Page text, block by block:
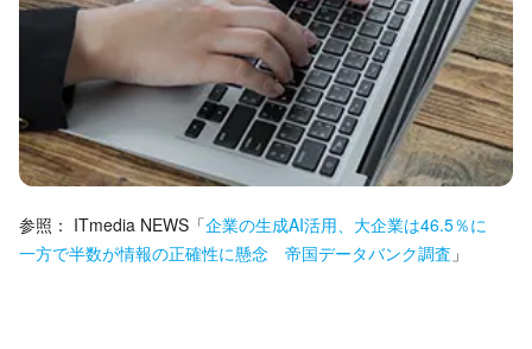
参照： ITmedia NEWS 「企業の生成AI活用、大企業は46.5％に
一方で半数が情報の正確性に懸念 帝国データバンク調査 」